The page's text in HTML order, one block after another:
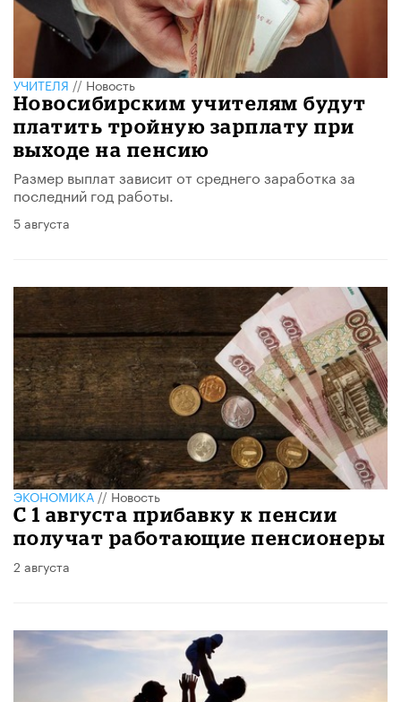
УЧИТЕЛЯ//Новость
Новосибирским учителям будут
платить тройную зарплату при
выходе на пенсию
Размер выплат зависит от среднего заработка за
последний год работы.
5 августа
ЭКОНОМИКА//Новость
С 1 августа прибавку к пенсии
получат работающие пенсионеры
2 августа